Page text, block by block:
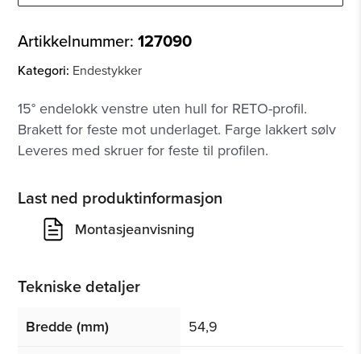
Artikkelnummer:127090
Kategori: Endestykker
15° endelokk venstre uten hull for RETO-profil.
Brakett for feste mot underlaget. Farge lakkert sølv
Leveres med skruer for feste til profilen.
Last ned produktinformasjon
Montasjeanvisning
Tekniske detaljer
Bredde (mm)
54,9